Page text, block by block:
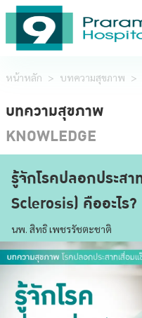
หน้าหลัก > บทความสุขภาพ >
บทความสุขภาพ
KNOWLEDGE
รู้จักโรคปลอกประส
Sclerosis) คืออะไร?
นพ. สิทธิ เพชรรัชตะชาติ